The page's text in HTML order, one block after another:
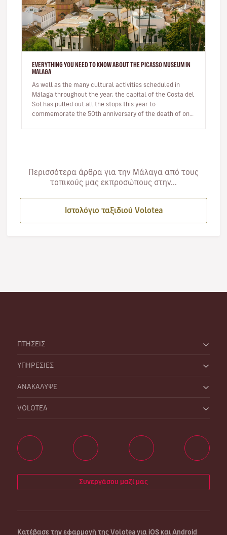
EVERYTHING YOU NEED TO KNOW ABOUT THE PICASSO MUSEUM IN
MALAGA
As well as the many cultural activities scheduled in
Málaga throughout the year, the capital of the Costa del
Sol has pulled out all the stops this year to
commemorate the 50th anniversary of the death of one
Περισσότερα άρθρα για την Μάλαγα από τους
τοπικούς μας εκπροσώπους στην...
Ιστολόγιο ταξιδιού Volotea
ΠΤΗΣΕΙΣ
ΥΠΗΡΕΣΙΕΣ
ΑΝΑΚΑΛΥΨΕ
VOLOTEA
Συνεργάσου μαζί μας
Κατέβασε την εφαρμογή της Volotea για iOS και Android